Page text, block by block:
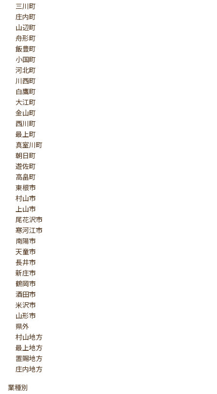
三川町
庄内町
山辺町
舟形町
飯豊町
小国町
河北町
川西町
白鷹町
大江町
金山町
西川町
最上町
真室川町
朝日町
遊佐町
高畠町
東根市
村山市
上山市
尾花沢市
寒河江市
南陽市
天童市
長井市
新庄市
鶴岡市
酒田市
米沢市
山形市
県外
村山地方
最上地方
置賜地方
庄内地方
業種別